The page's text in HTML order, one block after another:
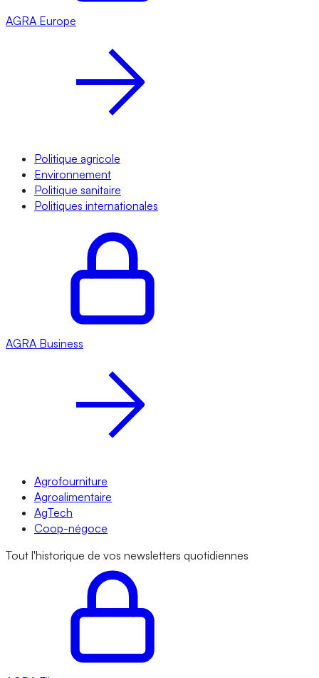
AGRA Europe
Politique agricole
Environnement
Politique sanitaire
Politiques internationales
AGRA Business
Agrofourniture
Agroalimentaire
AgTech
Coop-négoce
Tout l'historique de vos newsletters quotidiennes